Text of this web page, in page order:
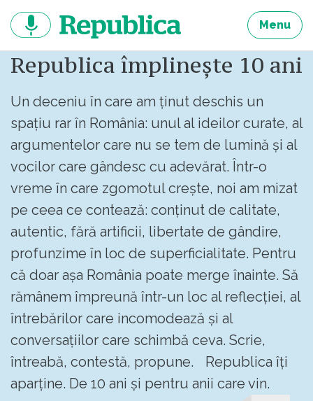
continut
Menu
Republica împlinește 10 ani
Un deceniu în care am ținut deschis un
spațiu rar în România: unul al ideilor curate, al
argumentelor care nu se tem de lumină și al
vocilor care gândesc cu adevărat. Într-o
vreme în care zgomotul crește, noi am mizat
pe ceea ce contează: conținut de calitate,
autentic, fără artificii, libertate de gândire,
profunzime în loc de superficialitate. Pentru
că doar așa România poate merge înainte. Să
rămânem împreună într-un loc al reflecției, al
întrebărilor care incomodează și al
conversațiilor care schimbă ceva. Scrie,
întreabă, contestă, propune. Republica îți
aparține. De 10 ani și pentru anii care vin.